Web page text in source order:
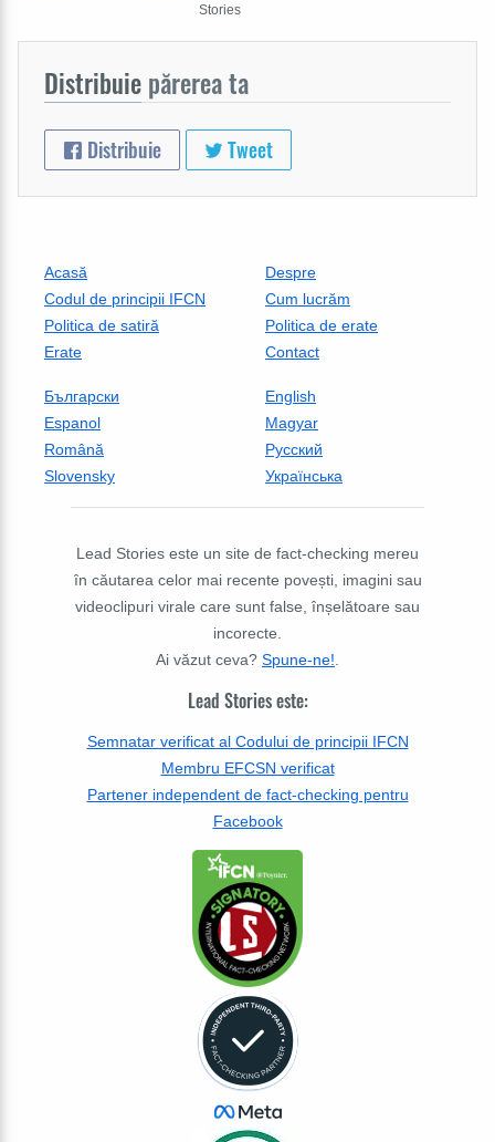
Stories
Distribuie părerea ta
Distribuie Tweet
Acasă
Despre
Codul de principii IFCN
Cum lucrăm
Politica de satiră
Politica de erate
Erate
Contact
Български
English
Espanol
Magyar
Română
Русский
Slovensky
Українська
Lead Stories este un site de fact-checking mereu
în căutarea celor mai recente povești, imagini sau
videoclipuri virale care sunt false, înșelătoare sau
incorecte.
Ai văzut ceva? Spune-ne!
Lead Stories este:
Semnatar verificat al Codului de principii IFCN
Membru EFCSN verificat
Partener independent de fact-checking pentru
Facebook